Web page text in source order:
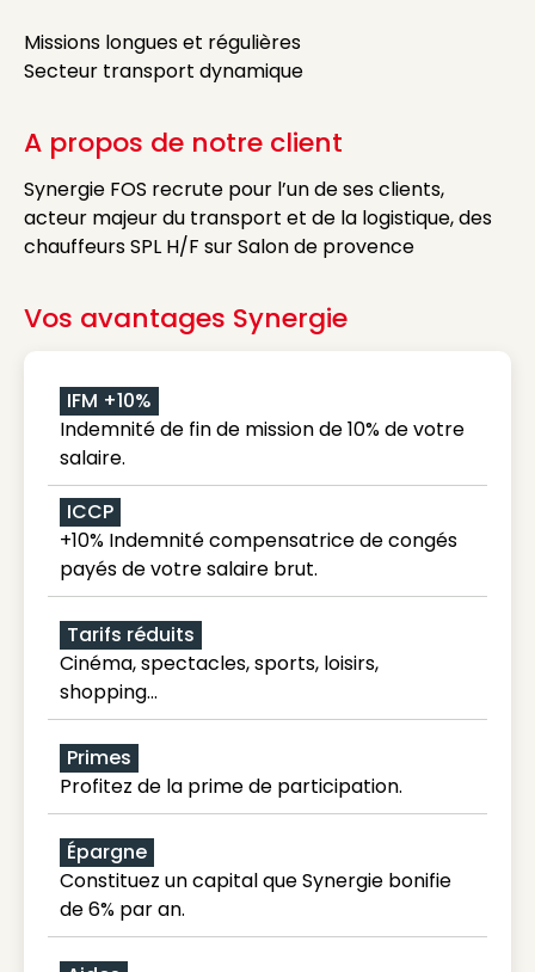
Missions longues et régulières
Secteur transport dynamique
A propos de notre client
Synergie FOS recrute pour l’un de ses clients,
acteur majeur du transport et de la logistique, des
chauffeurs SPL H/F sur Salon de provence
Vos avantages Synergie
IFM +10%
Indemnité de fin de mission de 10% de votre
salaire.
ICCP
+10% Indemnité compensatrice de congés
payés de votre salaire brut.
Tarifs réduits
Cinéma, spectacles, sports, loisirs,
shopping...
Primes
Profitez de la prime de participation.
Épargne
Constituez un capital que Synergie bonifie
de 6% par an.